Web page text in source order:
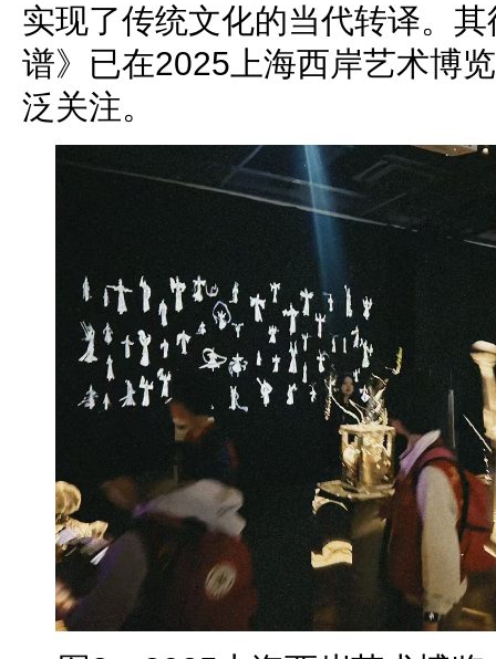
实现了传统文化的当代转译。
谱》已在2025上海西岸艺术博
泛关注。